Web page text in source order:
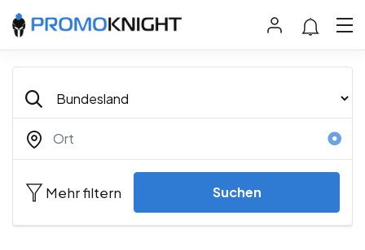
Mehr filtern Suchen